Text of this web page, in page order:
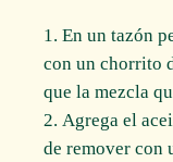
En un tazón
con un chorrito
que la mezcla
Agrega el
de remover con